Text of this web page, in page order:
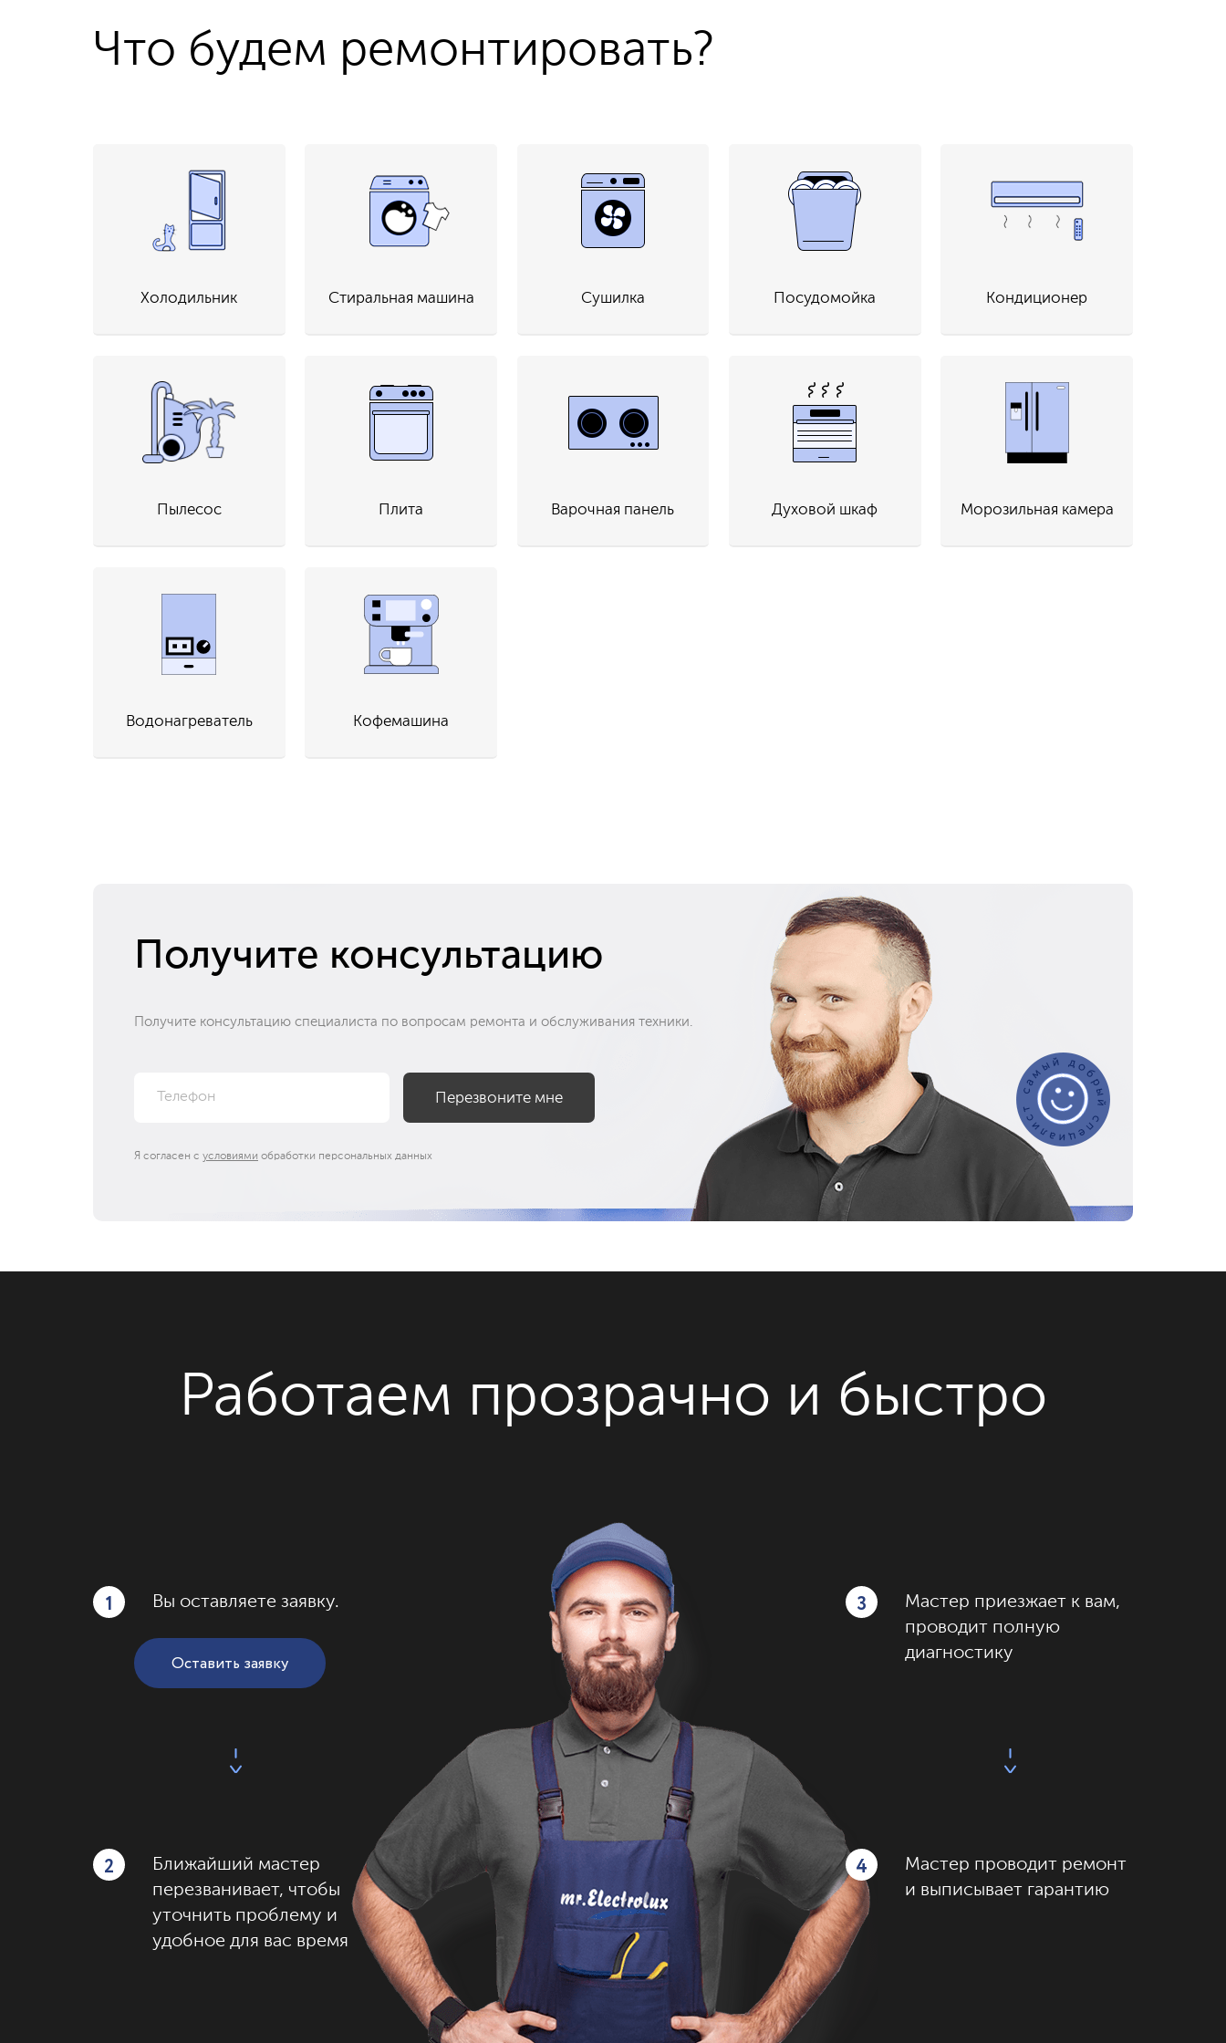
Что будем ремонтировать?
Холодильник Стиральная машина Сушилка Посудомойка Кондиционер
Пылесос Плита Варочная панель Духовой шкаф Морозильная камера
Водонагреватель Кофемашина
Получите консультацию
Получите консультацию специалиста по вопросам ремонта и обслуживания техники.
Я согласен с условиями обработки персональных данных
Работаем прозрачно и быстро
1 Вы оставляете заявку.
Оставить заявку
3
Мастер приезжает к вам,
проводит полную
диагностику
2
Ближайший мастер
перезванивает, чтобы
уточнить проблему и
удобное для вас время
4
Мастер проводит ремонт
и выписывает гарантию